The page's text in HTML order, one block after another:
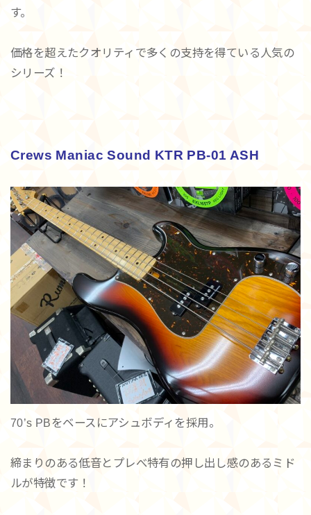
す。
価格を超えたクオリティで多くの支持を得ている人気の
シリーズ！
Crews Maniac Sound KTR PB-01 ASH
70’s PBをベースにアシュボディを採用。
締まりのある低音とプレべ特有の押し出し感のあるミド
ルが特徴です！